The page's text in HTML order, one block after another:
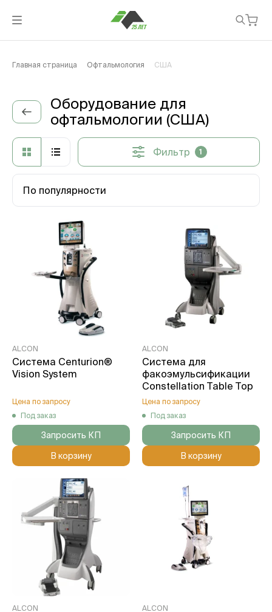
Главная страница Офтальмология США
Оборудование для
офтальмологии (США)
Фильтр 1
По популярности
ALCON
Система Centurion®
Vision System
Цена по запросу
Под заказ
Запросить КП
В корзину
ALCON
Система для
факоэмульсификации
Constellation Table Top
Цена по запросу
Под заказ
Запросить КП
В корзину
ALCON ALCON